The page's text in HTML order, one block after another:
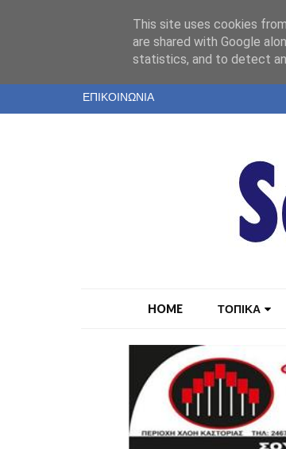
ΤΑΥΤΟΤΗΤΑ
ΕΝΤΥΠΗ ΕΚΔΟΣΗ
ΕΠΙΚΟΙΝΩΝΙΑ
HOME ΤΟΠΙΚΑ
This site uses cookies
are shared with Google
statistics, and to detect